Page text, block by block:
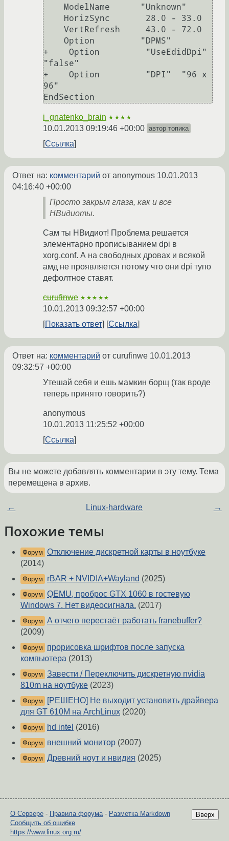
+    Option         "UseEdidDpi"
"false"
+    Option         "DPI"  "96 x
96"
i_gnatenko_brain ★★★★
10.01.2013 09:19:46 +00:00 автор топика
Ссылка
Ответ на: комментарий от anonymous 10.01.2013
04:16:40 +00:00
Просто закрыл глаза, как и все
НВидиоты.
Сам ты НВидиот! Проблема решается
элементарно прописыванием dpi в
xorg.conf. А на свободных дровах и всякой
амд не проявляется потому что они dpi тупо
дефолтное ставят.
curufinwe ★★★★★
10.01.2013 09:32:57 +00:00
Показать ответ
Ссылка
Ответ на: комментарий от curufinwe 10.01.2013
09:32:57 +00:00
Утешай себя и ешь мамкин борщ (так вроде
теперь принято говорить?)
anonymous
10.01.2013 11:25:52 +00:00
Ссылка
Вы не можете добавлять комментарии в эту тему. Тема
перемещена в архив.
← Linux-hardware →
Похожие темы
Форум Отключение дискретной карты в ноутбуке
(2014)
Форум rBAR + NVIDIA+Wayland (2025)
Форум QEMU, проброс GTX 1060 в гостевую
Windows 7. Нет видеосигнала. (2017)
Форум А отчего перестаёт работать franebuffer?
(2009)
Форум
прорисовка шрифтов после запуска
компьютера (2013)
Форум Завести / Переключить дискретную nvidia
810m на ноутбуке (2023)
Форум
[РЕШЕНО] Не выходит установить драйвера
для GT 610M на ArchLinux (2020)
Форум hd intel (2016)
Форум внешний монитор (2007)
Форум Древний ноут и нвидия (2025)
Вверх
О Сервере - Правила форума- Разметка Markdown
Сообщить об ошибке
https://www.linux.org.ru/